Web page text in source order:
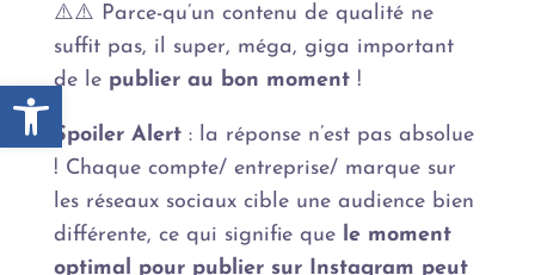
Ouvrir la barre d’outils
⚠️⚠️ Parce-qu’un contenu de qualité ne
suffit pas, il super, méga, giga important
de le publier au bon moment!
Spoiler Alert: la réponse n’est pas absolue
! Chaque compte/ entreprise/ marque sur
les réseaux sociaux cible une audience bien
différente, ce qui signifie que le moment
optimal pour publier sur Instagram peut